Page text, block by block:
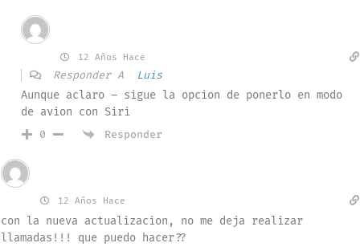
12 Años Hace
Responder A Luis
Aunque aclaro – sigue la opcion de ponerlo en modo
de avion con Siri
0 Responder
12 Años Hace
con la nueva actualizacion, no me deja realizar
llamadas!!! que puedo hacer??